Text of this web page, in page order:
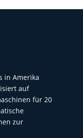
in Amerika
auf
für 20
zur